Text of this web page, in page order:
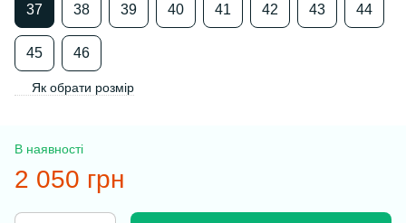
37 38 39 40 41 42 43 44
45 46
Як обрати розмір
В наявності
2 050 грн